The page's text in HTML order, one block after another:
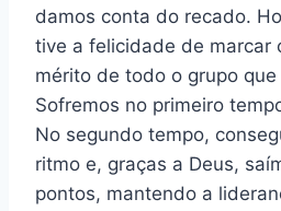
damos conta do recado.
tive a felicidade de marcar
mérito de todo o grupo
Sofremos no primeiro
No segundo tempo,
ritmo e, graças a Deus,
pontos, mantendo a